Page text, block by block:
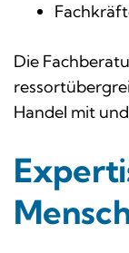
Die
Handel mit